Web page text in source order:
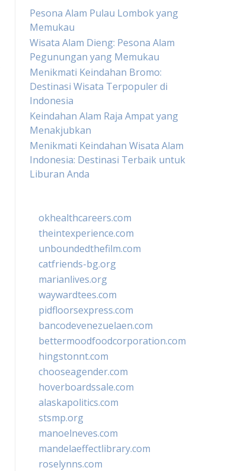
Pesona Alam Pulau Lombok yang
Memukau
Wisata Alam Dieng: Pesona Alam
Pegunungan yang Memukau
Menikmati Keindahan Bromo:
Destinasi Wisata Terpopuler di
Indonesia
Keindahan Alam Raja Ampat yang
Menakjubkan
Menikmati Keindahan Wisata Alam
Indonesia: Destinasi Terbaik untuk
Liburan Anda
okhealthcareers.com
theintexperience.com
unboundedthefilm.com
catfriends-bg.org
marianlives.org
waywardtees.com
pidfloorsexpress.com
bancodevenezuelaen.com
bettermoodfoodcorporation.com
hingstonnt.com
chooseagender.com
hoverboardssale.com
alaskapolitics.com
stsmp.org
manoelneves.com
mandelaeffectlibrary.com
roselynns.com